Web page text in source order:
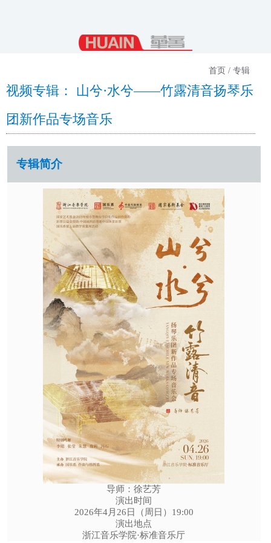
首页 / 专辑
视频专辑： 山兮·水兮——竹露清音扬琴乐
团新作品专场音乐
专辑简介
导师：徐艺芳
演出时间
2026年4月26日（周日）19:00
演出地点
浙江音乐学院·标准音乐厅